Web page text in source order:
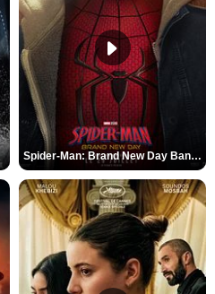
Spider-Man: Brand New Day Bande-annonce VO STFR